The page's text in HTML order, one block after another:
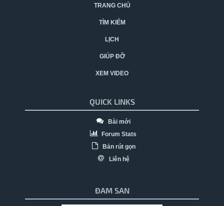
TRANG CHỦ
TÌM KIẾM
LỊCH
GIÚP ĐỠ
XEM VIDEO
QUICK LINKS
Bài mới
Forum Stats
Bản rút gọn
Liên hệ
ĐAM SAN